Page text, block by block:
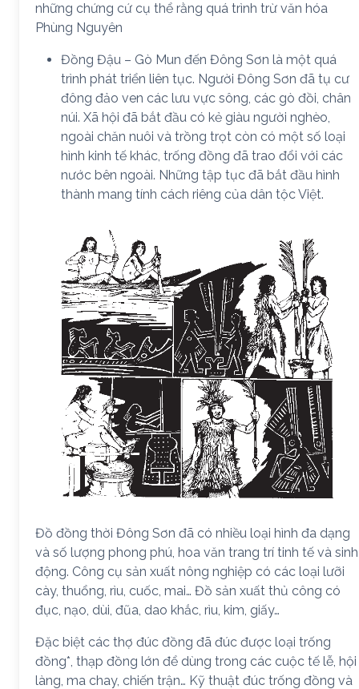
những chứng cứ cụ thể rằng quá trình trừ văn hóa
Phùng Nguyên
Đồng Đậu – Gò Mun đến Đông Sơn là một quá
trình phát triển liên tục. Người Đông Sơn đã tụ cư
đông đảo ven các lưu vực sông, các gò đồi, chân
núi. Xã hội đã bắt đầu có kẻ giàu người nghèo,
ngoài chăn nuôi và trồng trọt còn có một số loại
hình kinh tế khác, trống đồng đã trao đổi với các
nước bên ngoài. Những tập tục đã bắt đầu hình
thành mang tính cách riêng của dân tộc Việt.
Đồ đồng thời Đông Sơn đã có nhiều loại hình đa dạng
và số lượng phong phú, hoa văn trang trí tinh tế và sinh
động. Công cụ sản xuất nông nghiệp có các loại lưỡi
cày, thuổng, rìu, cuốc, mai… Đồ sản xuất thủ công có
đục, nạo, dùi, đũa, dao khắc, rìu, kim, giấy…
Đặc biệt các thợ đúc đồng đã đúc được loại trống
đồng*, thạp đồng lớn để dùng trong các cuộc tế lễ, hội
làng, ma chay, chiến trận… Kỹ thuật đúc trống đồng và